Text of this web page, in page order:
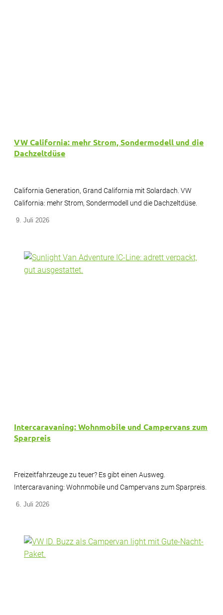
VW California: mehr Strom, Sondermodell und die
Dachzeltdüse
California Generation, Grand California mit Solardach. VW
California: mehr Strom, Sondermodell und die Dachzeltdüse.
9. Juli 2026
Intercaravaning: Wohnmobile und Campervans zum
Sparpreis
Freizeitfahrzeuge zu teuer? Es gibt einen Ausweg.
Intercaravaning: Wohnmobile und Campervans zum Sparpreis.
6. Juli 2026